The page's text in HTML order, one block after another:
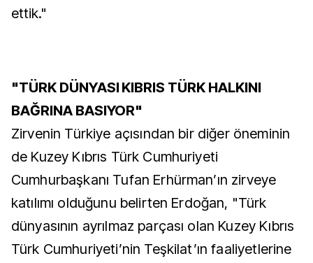
ettik."
"TÜRK DÜNYASI KIBRIS TÜRK HALKINI
BAĞRINA BASIYOR"
Zirvenin Türkiye açısından bir diğer öneminin
de Kuzey Kıbrıs Türk Cumhuriyeti
Cumhurbaşkanı Tufan Erhürman’ın zirveye
katılımı olduğunu belirten Erdoğan, "Türk
dünyasının ayrılmaz parçası olan Kuzey Kıbrıs
Türk Cumhuriyeti’nin Teşkilat’ın faaliyetlerine